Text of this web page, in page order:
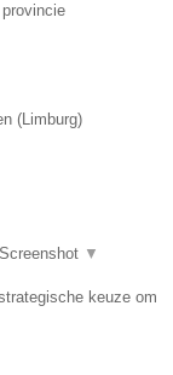
(Limburg)
Screenshot ▼
keuze om